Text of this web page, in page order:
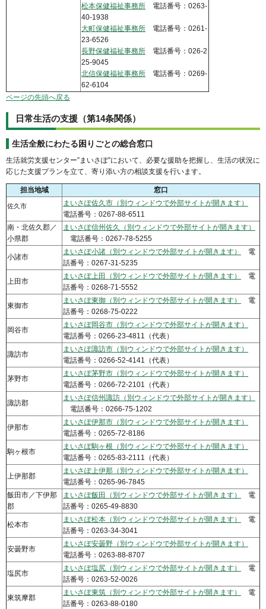
松本保健福祉事務所 電話番号：0263-
40-1938
大町保健福祉事務所 電話番号：0261-
23-6526
長野保健福祉事務所 電話番号：026-2
25-9045
北信保健福祉事務所 電話番号：0269-
62-6104
ページの先頭へ戻る
日常生活の支援（第14条関係）
生活全般にわたる困りごとの総合窓口
生活就労支援センター”まいさぽ”において、必要な援助を把握し、生活の状況に
応じた支援プランを立て、寄り添い方の相談支援を行います。
担当地域 窓口
佐久市
まいさぽ佐久市（別ウィンドウで外部サイトが開きます）
電話番号：0267-88-6511
南・北佐久郡／
小県郡
まいさぽ信州佐久（別ウィンドウで外部サイトが開きます）
電話番号：0267-78-5255
小諸市
まいさぽ小諸（別ウィンドウで外部サイトが開きます）
電
話番号：0267-31-5235
上田市
まいさぽ上田（別ウィンドウで外部サイトが開きます）
電
話番号：0268-71-5552
東御市
まいさぽ東御（別ウィンドウで外部サイトが開きます）
電
話番号：0268-75-0222
岡谷市
まいさぽ岡谷市（別ウィンドウで外部サイトが開きます）
電話番号：0266-23-4811（代表）
諏訪市
まいさぽ諏訪市（別ウィンドウで外部サイトが開きます）
電話番号：0266-52-4141（代表）
茅野市
まいさぽ茅野市（別ウィンドウで外部サイトが開きます）
電話番号：0266-72-2101（代表）
諏訪郡
まいさぽ信州諏訪（別ウィンドウで外部サイトが開きます）
電話番号：0266-75-1202
伊那市
まいさぽ伊那市（別ウィンドウで外部サイトが開きます）
電話番号：0265-72-8186
駒ヶ根市
まいさぽ駒ヶ根（別ウィンドウで外部サイトが開きます）
電話番号：0265-83-2111（代表）
上伊那郡
まいさぽ上伊那（別ウィンドウで外部サイトが開きます）
電話番号：0265-96-7845
飯田市／下伊那
郡
まいさぽ飯田（別ウィンドウで外部サイトが開きます）
電
話番号：0265-49-8830
松本市
まいさぽ松本（別ウィンドウで外部サイトが開きます）
電
話番号：0263-34-3041
安曇野市
まいさぽ安曇野（別ウィンドウで外部サイトが開きます）
電話番号：0263-88-8707
塩尻市
まいさぽ塩尻（別ウィンドウで外部サイトが開きます）
電
話番号：0263-52-0026
東筑摩郡
まいさぽ東筑（別ウィンドウで外部サイトが開きます）
電
話番号：0263-88-0180